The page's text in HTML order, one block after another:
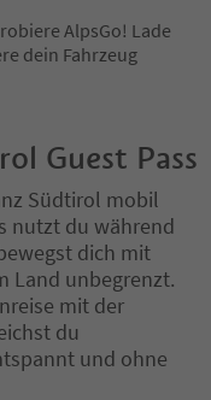
AlpsGo! Lade
dein Fahrzeug
Guest Pass
Südtirol mobil
nutzt du während
dich mit
Land unbegrenzt.
mit der
du
und ohne